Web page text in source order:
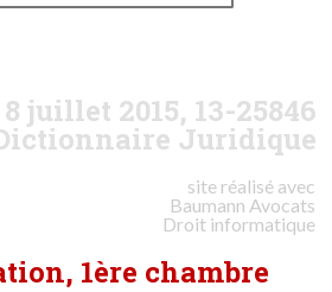
juillet 2015, 13-25846
Juridique
site réalisé avec
Baumann Avocats
Droit informatique
1ère chambre